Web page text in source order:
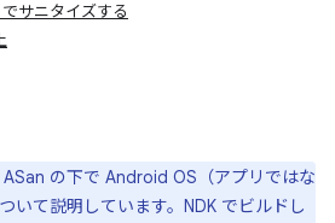
サニタイズする
の下で Android OS（アプリではな
いて説明しています。NDK でビルドし